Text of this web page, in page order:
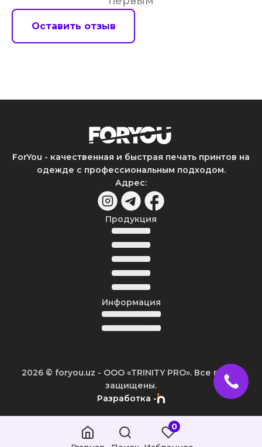
Оставить отзыв
ForYou - качественная и быстрая печать принтов на
одежде с профессиональным подходом.
Адрес:
Продукция
Информация
2026 © foryou.uz - ООО «TRINITY PRO». Все права
защищены.
Разработка -
0